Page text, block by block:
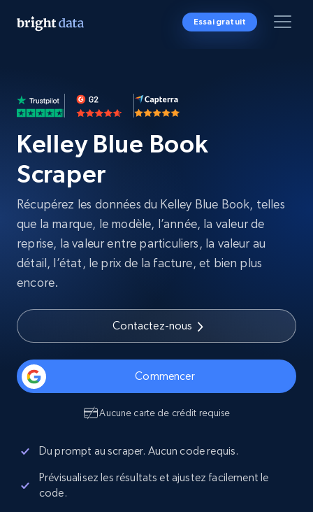
Essai gratuit
Kelley Blue Book
Scraper
Récupérez les données du Kelley Blue Book, telles
que la marque, le modèle, l’année, la valeur de
reprise, la valeur entre particuliers, la valeur au
détail, l’état, le prix de la facture, et bien plus
encore.
Contactez-nous
Commencer
Aucune carte de crédit requise
Du prompt au scraper. Aucun code requis.
Prévisualisez les résultats et ajustez facilement le
code.